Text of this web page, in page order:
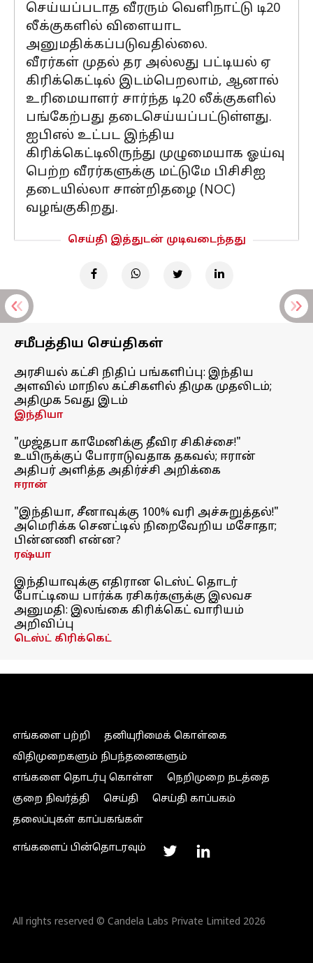
செய்யப்படாத வீரரும் வெளிநாட்டு டி20
லீக்குகளில் விளையாட
அனுமதிக்கப்படுவதில்லை.
வீரர்கள் முதல் தர அல்லது பட்டியல் ஏ
கிரிக்கெட்டில் இடம்பெறலாம், ஆனால்
உரிமையாளர் சார்ந்த டி20 லீக்குகளில்
பங்கேற்பது தடைசெய்யப்பட்டுள்ளது.
ஐபிஎல் உட்பட இந்திய
கிரிக்கெட்டிலிருந்து முழுமையாக ஓய்வு
பெற்ற வீரர்களுக்கு மட்டுமே பிசிசிஐ
தடையில்லா சான்றிதழை (NOC)
வழங்குகிறது.
செய்தி இத்துடன் முடிவடைந்தது
சமீபத்திய செய்திகள்
அரசியல் கட்சி நிதிப் பங்களிப்பு: இந்திய
அளவில் மாநில கட்சிகளில் திமுக முதலிடம்;
அதிமுக 5வது இடம்
இந்தியா
"முஜ்தபா காமேனிக்கு தீவிர சிகிச்சை!"
உயிருக்குப் போராடுவதாக தகவல்; ஈரான்
அதிபர் அளித்த அதிர்ச்சி அறிக்கை
ஈரான்
"இந்தியா, சீனாவுக்கு 100% வரி அச்சுறுத்தல்!"
அமெரிக்க செனட்டில் நிறைவேறிய மசோதா;
பின்னணி என்ன?
ரஷ்யா
இந்தியாவுக்கு எதிரான டெஸ்ட் தொடர்
போட்டியை பார்க்க ரசிகர்களுக்கு இலவச
அனுமதி: இலங்கை கிரிக்கெட் வாரியம்
அறிவிப்பு
டெஸ்ட் கிரிக்கெட்
எங்களை பற்றி
தனியுரிமைக் கொள்கை
விதிமுறைகளும் நிபந்தனைகளும்
எங்களை தொடர்பு கொள்ள
நெறிமுறை நடத்தை
குறை நிவர்த்தி
செய்தி
செய்தி காப்பகம்
தலைப்புகள் காப்பகங்கள்
எங்களைப் பின்தொடரவும்
All rights reserved © Candela Labs Private Limited 2026